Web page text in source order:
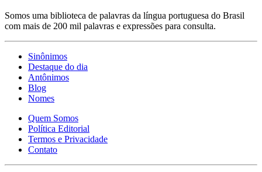
Somos uma biblioteca de palavras da língua portuguesa do Brasil
com mais de 200 mil palavras e expressões para consulta.
Sinônimos
Destaque do dia
Antônimos
Blog
Nomes
Quem Somos
Política Editorial
Termos e Privacidade
Contato